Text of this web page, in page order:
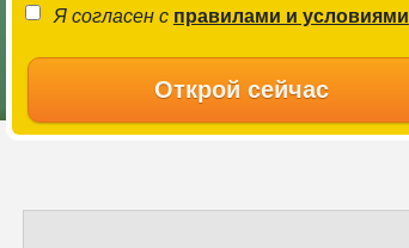
Я согласен с правилами и условиями
Открой сейчас